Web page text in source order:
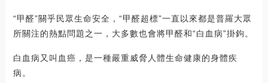
“甲醛”關乎民眾生命安全，“甲醛超標”一直以來都是普羅大眾
所關注的熱點問題之一，大多數也會將甲醛和“白血病”掛鉤。
白血病又叫血癌，是一種嚴重威脅人體生命健康的身體疾
病。